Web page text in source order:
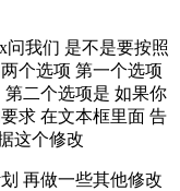
问我们 是不是要按照
个选项 第一个选项
二个选项是 如果你
求 在文本框里面 告
这个修改
再做一些其他修改